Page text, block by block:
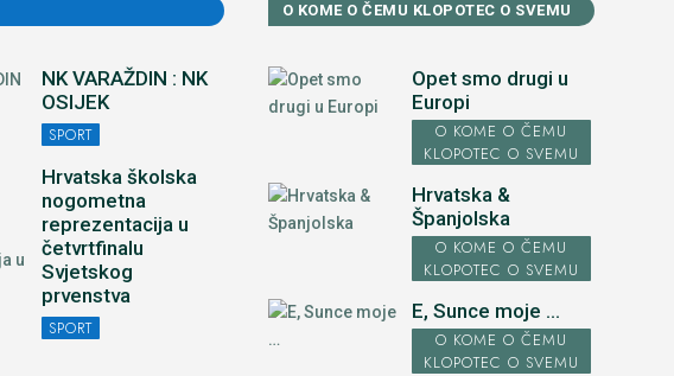
NK VARAŽDIN : NK
OSIJEK
SPORT
Hrvatska školska
nogometna
reprezentacija u
četvrtfinalu
Svjetskog
prvenstva
SPORT
O KOME O ČEMU KLOPOTEC O SVEMU
Opet smo drugi u
Europi
O KOME O ČEMU
KLOPOTEC O SVEMU
Hrvatska &
Španjolska
O KOME O ČEMU
KLOPOTEC O SVEMU
E, Sunce moje ...
O KOME O ČEMU
KLOPOTEC O SVEMU